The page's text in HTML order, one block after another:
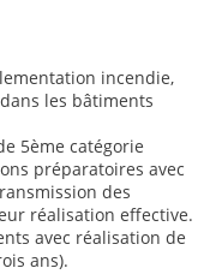
incendie,
les bâtiments
5ème catégorie
préparatoires avec
des
réalisation effective.
avec réalisation de
ans).